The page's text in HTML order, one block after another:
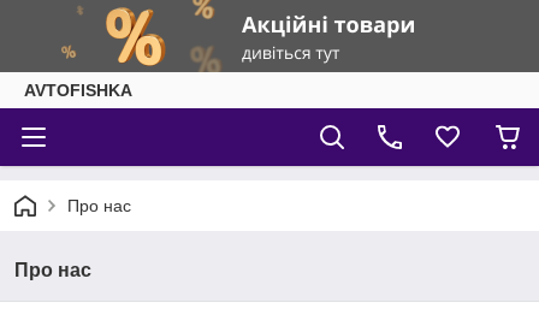
AVTOFISHKA
Про нас
Про нас